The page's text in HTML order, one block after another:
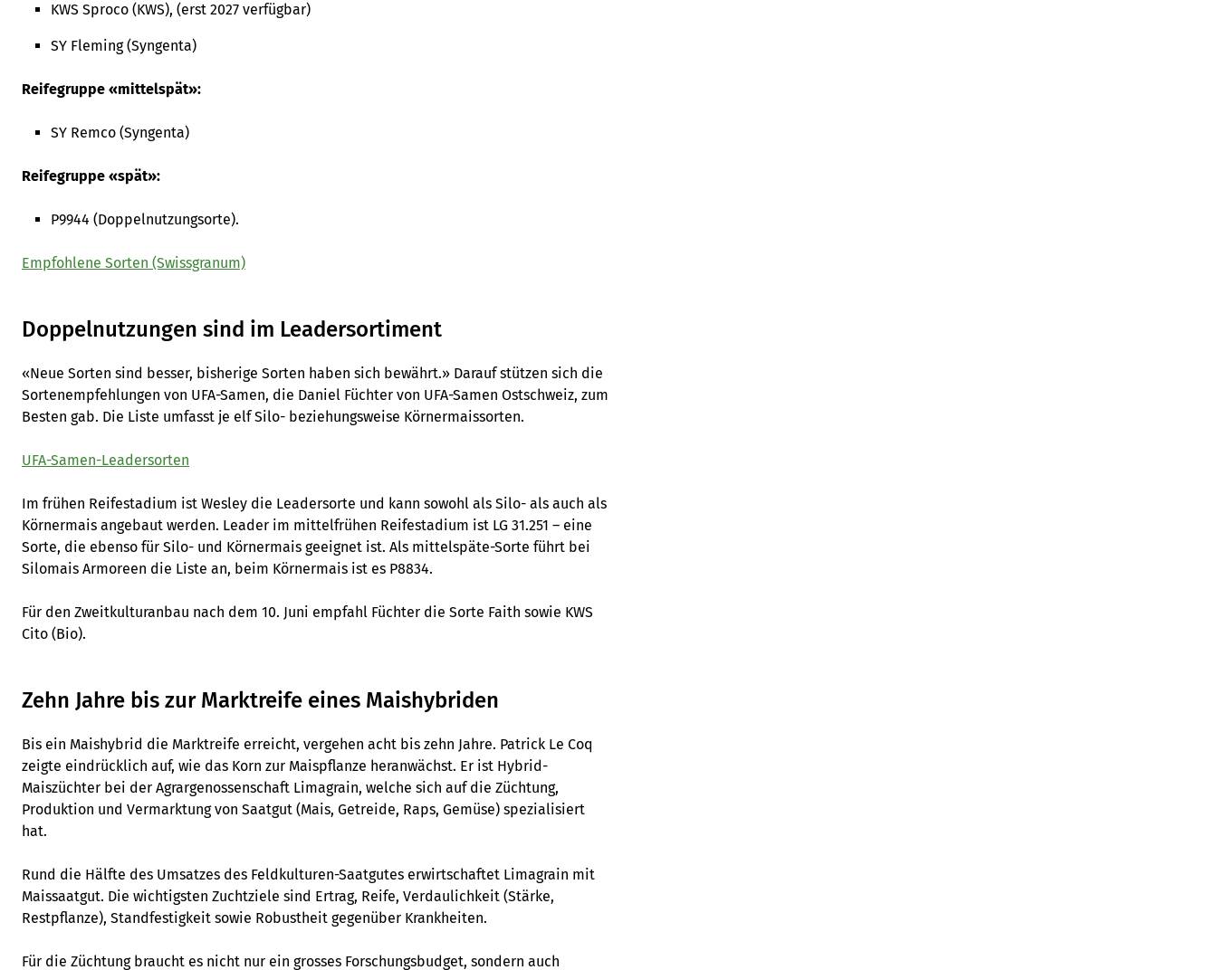
KWS Sproco (KWS), (erst 2027 verfügbar)
SY Fleming (Syngenta)
Reifegruppe «mittelspät»:
SY Remco (Syngenta)
Reifegruppe «spät»:
P9944 (Doppelnutzungsorte).
Empfohlene Sorten (Swissgranum)
Doppelnutzungen sind im Leadersortiment
«Neue Sorten sind besser, bisherige Sorten haben sich bewährt.» Darauf stützen sich die
Sortenempfehlungen von UFA-Samen, die Daniel Füchter von UFA-Samen Ostschweiz, zum
Besten gab. Die Liste umfasst je elf Silo- beziehungsweise Körnermaissorten.
UFA-Samen-Leadersorten
Im frühen Reifestadium ist Wesley die Leadersorte und kann sowohl als Silo- als auch als
Körnermais angebaut werden. Leader im mittelfrühen Reifestadium ist LG 31.251 – eine
Sorte, die ebenso für Silo- und Körnermais geeignet ist. Als mittelspäte-Sorte führt bei
Silomais Armoreen die Liste an, beim Körnermais ist es P8834.
Für den Zweitkulturanbau nach dem 10. Juni empfahl Füchter die Sorte Faith sowie KWS
Cito (Bio).
Zehn Jahre bis zur Marktreife eines Maishybriden
Bis ein Maishybrid die Marktreife erreicht, vergehen acht bis zehn Jahre. Patrick Le Coq
zeigte eindrücklich auf, wie das Korn zur Maispflanze heranwächst. Er ist Hybrid-
Maiszüchter bei der Agrargenossenschaft Limagrain, welche sich auf die Züchtung,
Produktion und Vermarktung von Saatgut (Mais, Getreide, Raps, Gemüse) spezialisiert
hat.
Rund die Hälfte des Umsatzes des Feldkulturen-Saatgutes erwirtschaftet Limagrain mit
Maissaatgut. Die wichtigsten Zuchtziele sind Ertrag, Reife, Verdaulichkeit (Stärke,
Restpflanze), Standfestigkeit sowie Robustheit gegenüber Krankheiten.
Für die Züchtung braucht es nicht nur ein grosses Forschungsbudget, sondern auch